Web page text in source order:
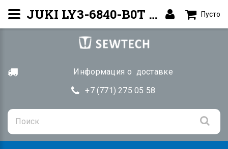
Информация о доставке
+7 (771) 275 05 58
Пусто
JUKI LY3-6840-B0T — Рукавная машина | Купить Алматы